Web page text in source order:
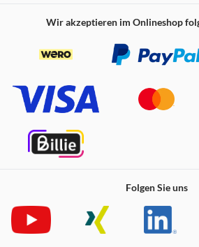
Wir akzeptieren im Onlineshop
Folgen Sie uns